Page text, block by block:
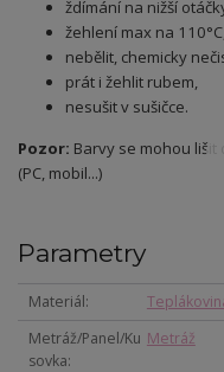
ždímání na nižší
žehlení max na
nebělit, chemicky
prát i žehlit rubem,
nesušit v sušičce.
Pozor: Barvy se mohou
(PC, mobil...)
Parametry
Materiál
Metráž/Panel/Ku
sovka
Metráž